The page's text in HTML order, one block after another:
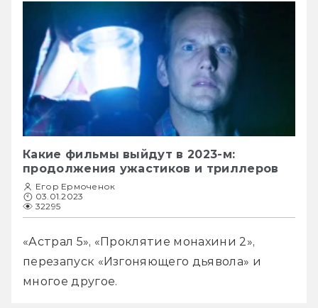
Какие фильмы выйдут в 2023-м:
продолжения ужастиков и триллеров
Егор Ермоченок
03.01.2023
32295
«Астрал 5», «Проклятие монахини 2»,
перезапуск «Изгоняющего дьявола» и
многое другое.